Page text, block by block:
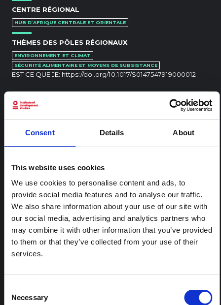
Consent Details About
This website uses cookies
We use cookies to personalise content and ads, to
provide social media features and to analyse our traffic.
We also share information about your use of our site with
our social media, advertising and analytics partners who
may combine it with other information that you’ve provided
to them or that they’ve collected from your use of their
services.
Selection
Necessary
CENTRE RÉGIONAL
HUB D’AFRIQUE CENTRALE ET ORIENTALE
THÈMES DES PÔLES RÉGIONAUX
ENVIRONNEMENT ET CLIMAT
SÉCURITÉ ALIMENTAIRE ET MOYENS DE SUBSISTANCE
EST CE QUE JE: https://doi.org/10.1017/S0147547919000012
CONTENU ASSOCIÉ
ARTICLE
Note contextuelle : Pratiques
pour l'Ituri ", un réseau informel principalement animé
par des chercheurs en sciences sociales qui fournissent
des informations contextuelles pour la réponse à
l'épidémie d'Ebola à Bundibugyo dans l'Ituri, à l'est de
la RDC. Cette note développe les…
HAL Sciences ouvertes
2026
ARTICLE
Note contextuelle sur l'épidémie
Cette note fournit un contexte sur la province de l'Ituri,